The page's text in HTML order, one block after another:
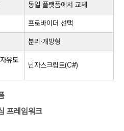
동일 플랫폼에서 교체
프로바이더 선택
분리·개방형
유도
닌자스크립트(C#)
프레임워크